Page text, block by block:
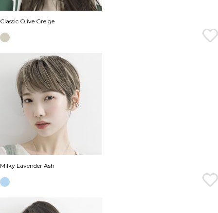
Classic Olive Greige
Milky Lavender Ash